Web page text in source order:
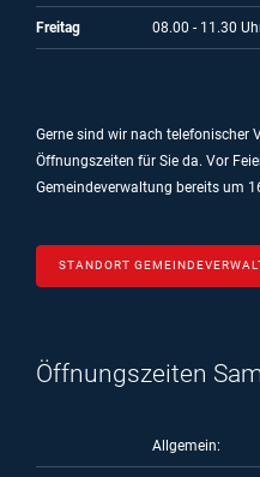
Freitag 08.00 - 11.30
Gerne sind wir nach telefonischer
Öffnungszeiten für Sie da. Vor
Gemeindeverwaltung bereits um
STANDORT
Öffnungszeiten
Allgemein: